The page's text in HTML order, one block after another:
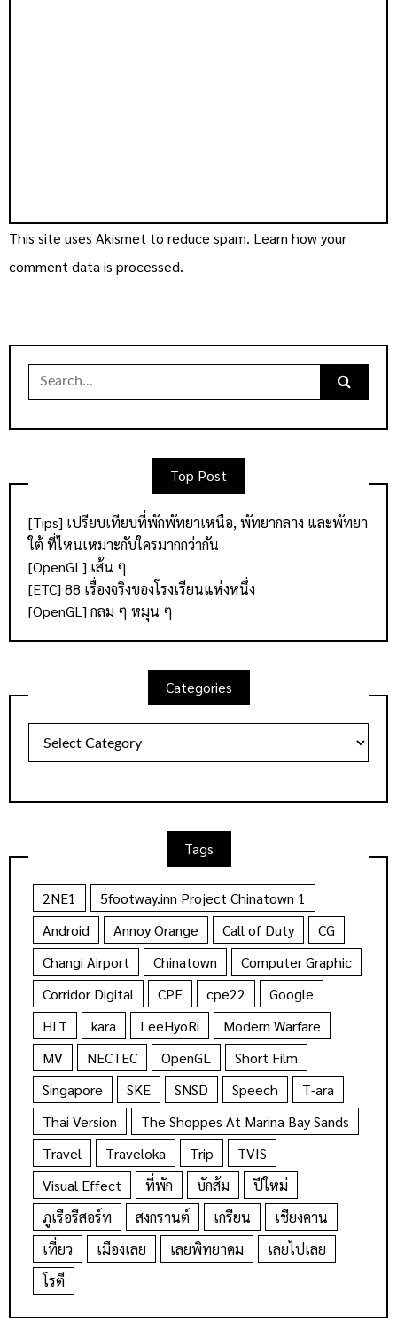
This site uses Akismet to reduce spam. Learn how your
comment data is processed.
Search
for:
Top Post
[Tips] เปรียบเทียบที่พักพัทยาเหนือ, พัทยากลาง และพัทยา
ใต้ ที่ไหนเหมาะกับใครมากกว่ากัน
[OpenGL] เส้น ๆ
[ETC] 88 เรื่องจริงของโรงเรียนแห่งหนึ่ง
[OpenGL] กลม ๆ หมุน ๆ
Categories
Tags
2NE1
5footway.inn Project Chinatown 1
Android
Annoy Orange Call of Duty
CG
Changi Airport
Chinatown
Computer Graphic
Corridor Digital
CPE cpe22
Google
HLT
kara LeeHyoRi
Modern Warfare
MV
NECTEC OpenGL
Short Film
Singapore
SKE SNSD Speech
T-ara
Thai Version
The Shoppes At Marina Bay Sands
Travel
Traveloka Trip
TVIS
Visual Effect
ที่พัก บักส้ม
ปีใหม่
ภูเรือรีสอร์ท
สงกรานต์ เกรียน
เชียงคาน
เที่ยว
เมืองเลย เลยพิทยาคม
เลยไปเลย
โรตี